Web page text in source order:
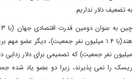
به تضعیف دلار نداریم.
میلیون نفر جمعیت) که تصمیمی برای دلار زدایی